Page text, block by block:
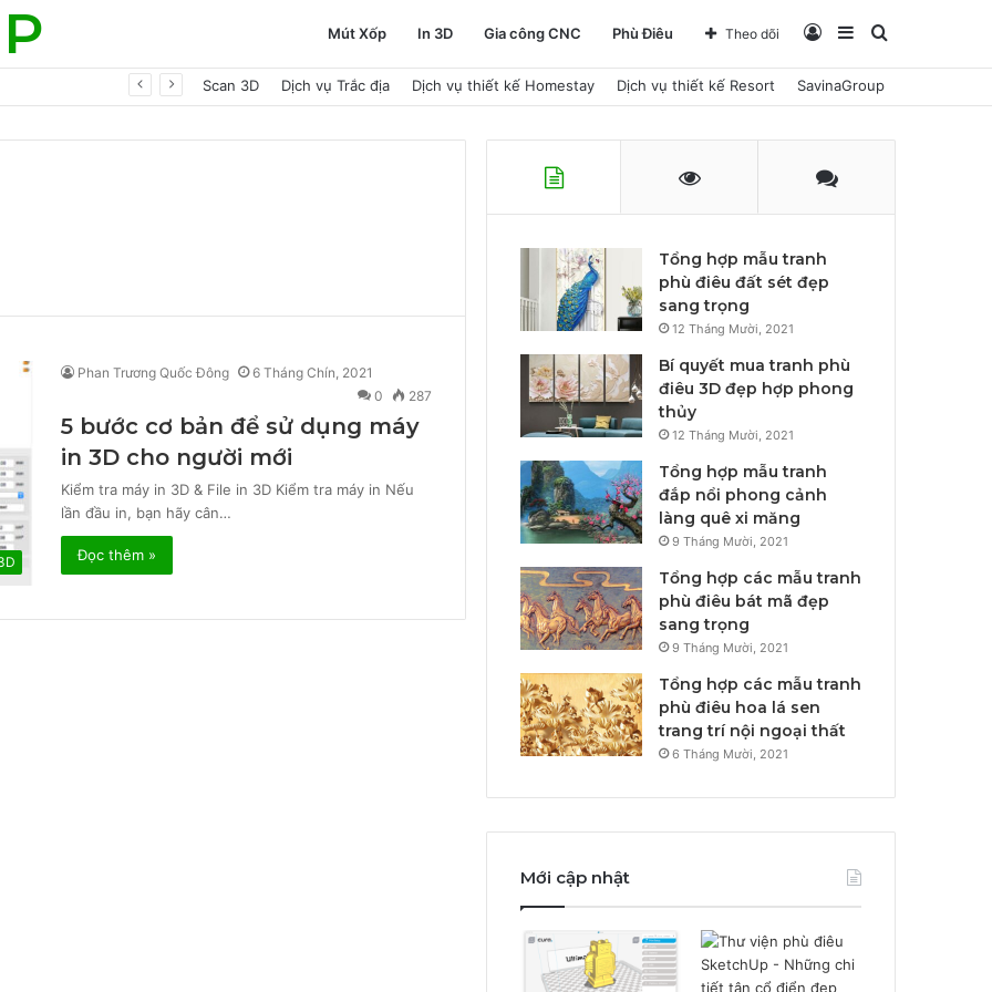
Mút Xốp In 3D Gia công CNC Phù Điêu Tìm
Sidebar
Đăng
Theo dõi
Scan 3D Dịch vụ Trắc địa Dịch vụ thiết kế Homestay Dịch vụ thiết kế Resort SavinaGroup
Phan Trương Quốc Đông
6 Tháng Chín, 2021
0
287
5 bước cơ bản để sử dụng máy
in 3D cho người mới
Kiểm tra máy in 3D & File in 3D Kiểm tra máy in Nếu
lần đầu in, bạn hãy cân…
Đọc thêm »
Tổng hợp mẫu tranh
phù điêu đất sét đẹp
sang trọng
12 Tháng Mười, 2021
Bí quyết mua tranh phù
điêu 3D đẹp hợp phong
thủy
12 Tháng Mười, 2021
Tổng hợp mẫu tranh
đắp nổi phong cảnh
làng quê xi măng
9 Tháng Mười, 2021
Tổng hợp các mẫu tranh
phù điêu bát mã đẹp
sang trọng
9 Tháng Mười, 2021
Tổng hợp các mẫu tranh
phù điêu hoa lá sen
trang trí nội ngoại thất
6 Tháng Mười, 2021
Mới cập nhật